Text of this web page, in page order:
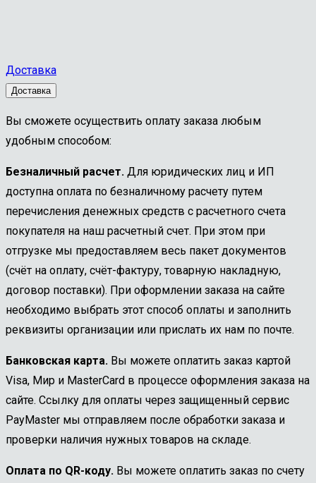
Доставка
Доставка
Вы сможете осуществить оплату заказа любым
удобным способом:
Безналичный расчет. Для юридических лиц и ИП
доступна оплата по безналичному расчету путем
перечисления денежных средств с расчетного счета
покупателя на наш расчетный счет. При этом при
отгрузке мы предоставляем весь пакет документов
(счёт на оплату, счёт-фактуру, товарную накладную,
договор поставки). При оформлении заказа на сайте
необходимо выбрать этот способ оплаты и заполнить
реквизиты организации или прислать их нам по почте.
Банковская карта. Вы можете оплатить заказ картой
Visa, Мир и MasterCard в процессе оформления заказа на
сайте. Ссылку для оплаты через защищенный сервис
PayMaster мы отправляем после обработки заказа и
проверки наличия нужных товаров на складе.
Оплата по QR-коду. Вы можете оплатить заказ по счету